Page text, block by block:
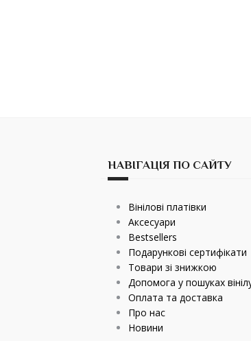
НАВІГАЦІЯ ПО САЙТУ
Вінілові платівки
Аксесуари
Bestsellers
Подарункові сертифікати
Товари зі знижкою
Допомога у пошуках
Оплата та доставка
Про нас
Новини